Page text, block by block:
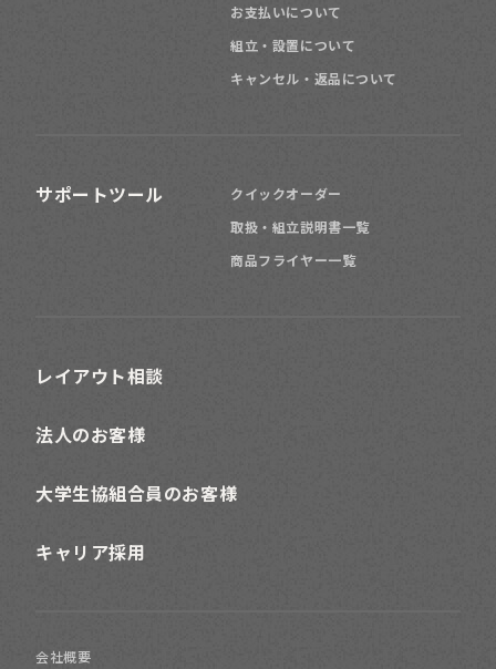
お支払いについて
組立・設置について
キャンセル・返品について
サポートツール
クイックオーダー
取扱・組立説明書一覧
商品フライヤー一覧
レイアウト相談
法人のお客様
大学生協組合員のお客様
キャリア採用
会社概要